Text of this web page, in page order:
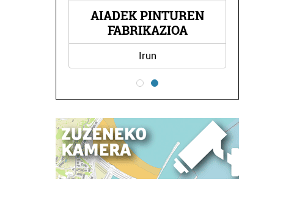
AIADEK PINTUREN
FABRIKAZIOA
Irun